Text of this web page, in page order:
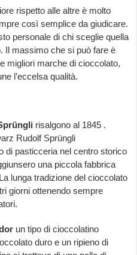
rispetto alle altre è molto
così semplice da giudicare.
personale di chi sceglie quella
Il massimo che si può fare è
migliori marche di cioccolato,
l’eccelsa qualità.
risalgono al 1845 .
Rudolf Sprüngli
di pasticceria nel centro storico
una piccola fabbrica
lunga tradizione del cioccolato
giorni ottenendo sempre
un tipo di cioccolatino
duro e un ripieno di